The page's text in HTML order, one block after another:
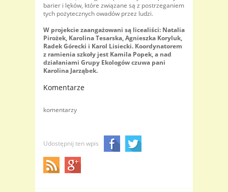
barier i lęków, które związane są z postrzeganiem
tych pożytecznych owadów przez ludzi.
W projekcie zaangażowani są licealiści: Natalia
Pirożek, Karolina Tesarska, Agnieszka Koryluk,
Radek Górecki i Karol Lisiecki. Koordynatorem
z ramienia szkoły jest Kamila Popek, a nad
działaniami Grupy Ekologów czuwa pani
Karolina Jarząbek.
Komentarze
komentarzy
Udostępnij ten wpis